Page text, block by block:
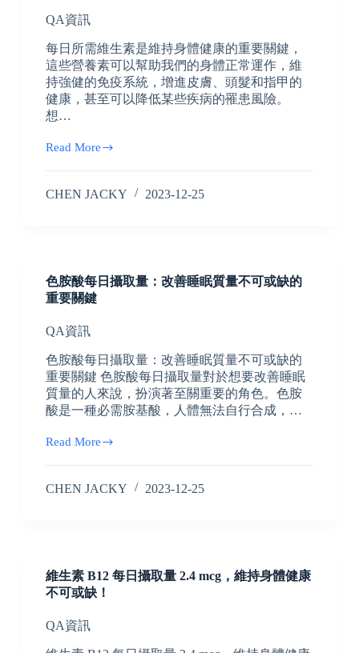
QA資訊
每日所需維生素是維持身體健康的重要關鍵，
這些營養素可以幫助我們的身體正常運作，維
持強健的免疫系統，增進皮膚、頭髮和指甲的
健康，甚至可以降低某些疾病的罹患風險。
想…
Read More
CHEN JACKY 2023-12-25
色胺酸每日攝取量：改善睡眠質量不可或缺的
重要關鍵
QA資訊
色胺酸每日攝取量：改善睡眠質量不可或缺的
重要關鍵 色胺酸每日攝取量對於想要改善睡眠
質量的人來說，扮演著至關重要的角色。色胺
酸是一種必需胺基酸，人體無法自行合成，…
Read More
CHEN JACKY 2023-12-25
維生素 B12 每日攝取量 2.4 mcg，維持身體健康
不可或缺！
QA資訊